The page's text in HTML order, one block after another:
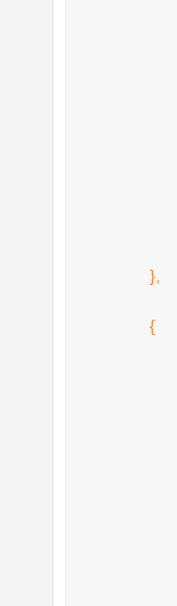
},
{